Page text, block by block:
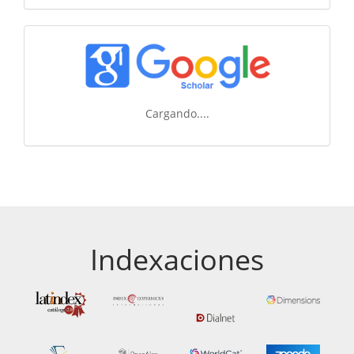
Cargando....
Indexaciones